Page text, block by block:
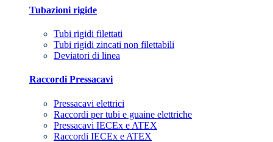
Tubazioni rigide
Tubi rigidi filettati
Tubi rigidi zincati non filettabili
Deviatori di linea
Raccordi Pressacavi
Pressacavi elettrici
Raccordi per tubi e guaine elettriche
Pressacavi IECEx e ATEX
Raccordi IECEx e ATEX